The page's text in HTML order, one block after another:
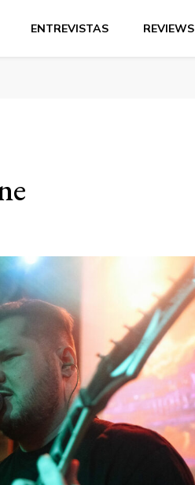
ENTREVISTAS REVIEWS